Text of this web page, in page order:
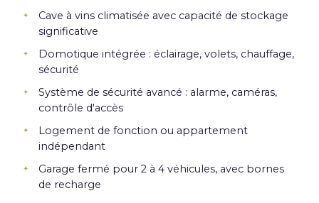
Cave à vins climatisée avec capacité de stockage
significative
Domotique intégrée : éclairage, volets, chauffage,
sécurité
Système de sécurité avancé : alarme, caméras,
contrôle d'accès
Logement de fonction ou appartement
indépendant
Garage fermé pour 2 à 4 véhicules, avec bornes
de recharge